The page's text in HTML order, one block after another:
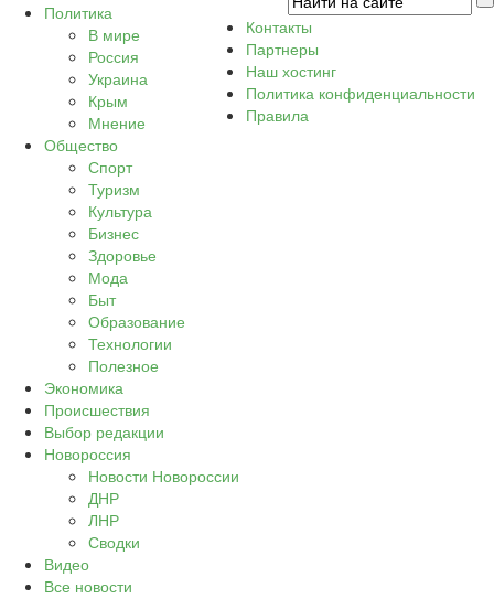
Политика
В мире
Россия
Украина
Крым
Мнение
Общество
Спорт
Туризм
Культура
Бизнес
Здоровье
Мода
Быт
Образование
Технологии
Полезное
Экономика
Происшествия
Выбор редакции
Новороссия
Новости Новороссии
ДНР
ЛНР
Сводки
Видео
Все новости
Контакты
Партнеры
Наш хостинг
Политика конфиденциальности
Правила